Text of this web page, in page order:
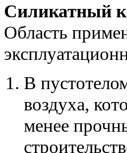
Силикатный
Область
В
воздуха,
менее